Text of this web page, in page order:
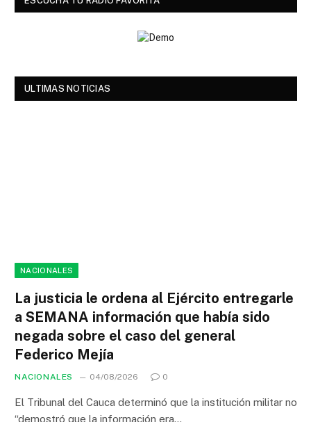
ULTIMAS NOTICIAS
NACIONALES
La justicia le ordena al Ejército entregarle
a SEMANA información que había sido
negada sobre el caso del general
Federico Mejía
NACIONALES 04/08/2026 0
El Tribunal del Cauca determinó que la institución militar no
“demostró que la información era…